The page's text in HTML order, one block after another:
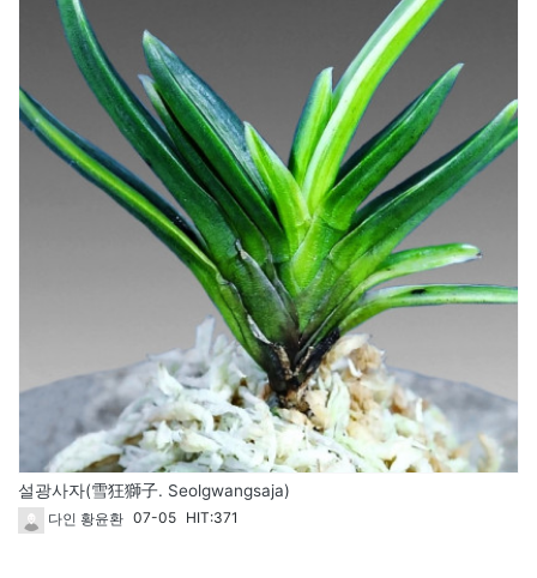
설광사자(雪狂獅子. Seolgwangsaja)
다인 황윤환 07-05 HIT:371